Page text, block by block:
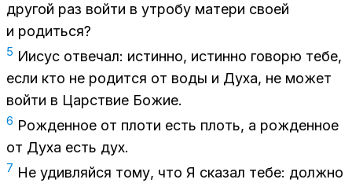
дру­гой раз вой­ти в утро­бу ма­те­ри сво­ей
и ро­дить­ся?
5 Иисус от­ве­чал: ис­тин­но, ис­тин­но го­во­рю тебе,
если кто не ро­дит­ся от воды и Духа, не мо­жет
вой­ти в Цар­ствие Бо­жие.
6 Рож­ден­ное от пло­ти есть плоть, а рож­ден­ное
от Духа есть дух.
7 Не удив­ляй­ся тому, что Я ска­зал тебе: долж­но